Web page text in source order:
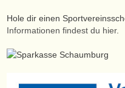
Hole dir einen
Informationen findest du hier.